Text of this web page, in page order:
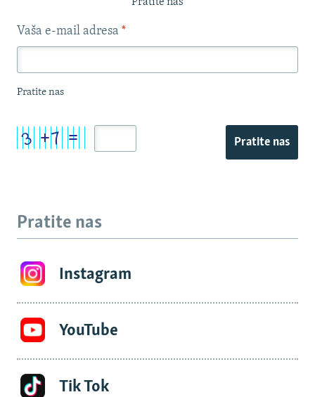
Pratite nas
Vaša e-mail adresa *
Pratite nas
Pratite nas
Pratite nas
Instagram
YouTube
Tik Tok